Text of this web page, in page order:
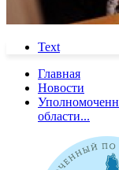
Text
Главная
Новости
области...